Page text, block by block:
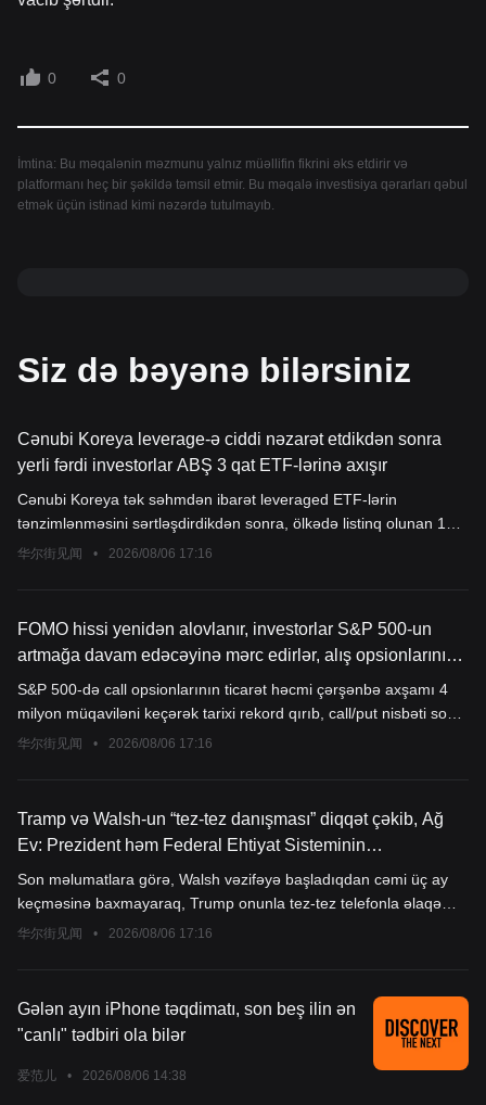
0 0
İmtina: Bu məqalənin məzmunu yalnız müəllifin fikrini əks etdirir və
platformanı heç bir şəkildə təmsil etmir. Bu məqalə investisiya qərarları qəbul
etmək üçün istinad kimi nəzərdə tutulmayıb.
Siz də bəyənə bilərsiniz
Cənubi Koreya leverage-ə ciddi nəzarət etdikdən sonra
yerli fərdi investorlar ABŞ 3 qat ETF-lərinə axışır
Cənubi Koreya tək səhmdən ibarət leveraged ETF-lərin
tənzimlənməsini sərtləşdirdikdən sonra, ölkədə listinq olunan 16
tək səhmdən ibarət leveraged və inverse ETF-lərin ticarət həcmi
milyard dollara yüksəlib. SOXL, TQQQ kimi üçqat leveraged
instrumentlər yeni favoriyə çevrilib, real risk ekspozisiyası isə
azalmaq əvəzinə artıb. Cənubi Koreya tənzimləyicilərinin "balon
effekti" artıq müşahidə olunub, akademiklər isə siyasətin
effektivliyi ilə bağlı şübhələrini bildirirlər.
华尔街见闻 • 2026/08/06 17:16
FOMO hissi yenidən alovlanır, investorlar S&P 500-un
artmağa davam edəcəyinə mərc edirlər, alış opsionlarının
ticarət həcmi tarixdə ən yüksək səviyyəyə çatıb
S&P 500-də call opsionlarının ticarət həcmi çərşənbə axşamı 4
milyon müqaviləni keçərək tarixi rekord qırıb, call/put nisbəti son
15 ildə üçüncü ən yüksək səviyyəyə çatıb. FOMO hissləri bazara
gözləntiləri aşması və bərabər çəkili indekslərin ardıcıl olaraq yeni
rekordlar qırması, bull-market-in yalnız AI ilə məhdudlaşmadığını
göstərir. UBS-in ilin sonu hədəf qiyməti 8100-dir və "gəlir artımı
tam şəkildə dəyərləndirmələrdə əks olunmayıb" deyir.
华尔街见闻 • 2026/08/06 17:16
Tramp və Walsh-un “tez-tez danışması” diqqət çəkib, Ağ
Ev: Prezident həm Federal Ehtiyat Sisteminin
müstəqilliyinə hörmət edir, həm də fikrini bildirməyə haqqı
var
Son məlumatlara görə, Walsh vəzifəyə başladıqdan cəmi üç ay
keçməsinə baxmayaraq, Trump onunla tez-tez telefonla əlaqə
saxlayır və İran vəziyyəti, süni intellektin inkişafı və bunun iqtisadi
məlumatda qeyd olunur ki, bu, Trump-ın Federal Ehtiyat
Sisteminə daha çox təsir göstərmək cəhdlərinin ən son
göstəricisidir.
华尔街见闻 • 2026/08/06 17:16
Gələn ayın iPhone təqdimatı, son beş ilin ən
"canlı" tədbiri ola bilər
爱范儿 • 2026/08/06 14:38